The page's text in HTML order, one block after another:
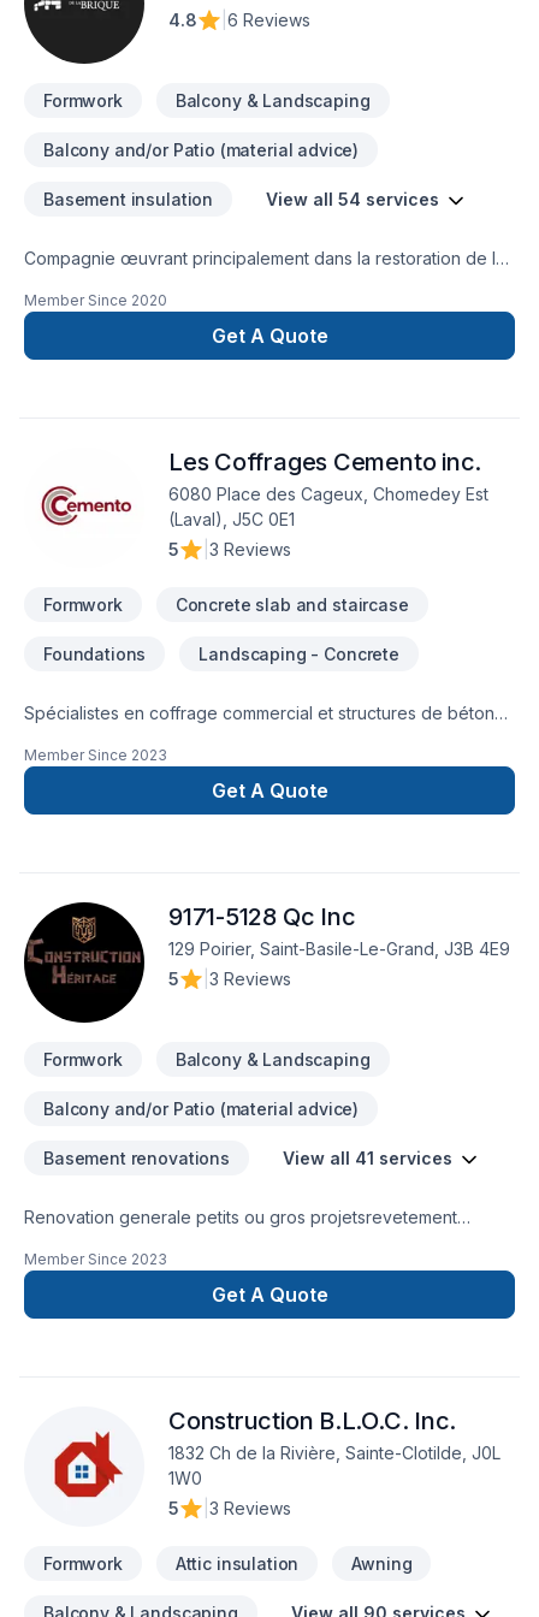
impatients de collaborer avec vous pour concrétiser votre
projet.
4.8 6 Reviews
Formwork Balcony & Landscaping
Balcony and/or Patio (material advice)
Basement insulation View all 54 services
Compagnie œuvrant principalement dans la restoration de la
Member Since 2020
Get A Quote
Les Coffrages Cemento inc.
6080 Place des Cageux, Chomedey Est
(Laval), J5C 0E1
5
3 Reviews
Formwork Concrete slab and staircase
Foundations Landscaping - Concrete
Spécialistes en coffrage commercial et structures de béton
coffrage avec une approche rapide, flexible et
professionnelle adaptée aux besoins des entrepreneurs
généraux et des projets commerciaux.Nos services incluent
extras chantier
Member Since 2023
Get A Quote
9171-5128 Qc Inc
129 Poirier, Saint-Basile-Le-Grand, J3B 4E9
5
3 Reviews
Formwork Balcony & Landscaping
Balcony and/or Patio (material advice)
Basement renovations View all 41 services
Renovation generale petits ou gros projetsrevetement
bainagrandissementveranda patio
Member Since 2023
Get A Quote
Construction B.L.O.C. Inc.
1832 Ch de la Rivière, Sainte-Clotilde, J0L
1W0
5
3 Reviews
Formwork Attic insulation Awning
Balcony & Landscaping View all 90 services